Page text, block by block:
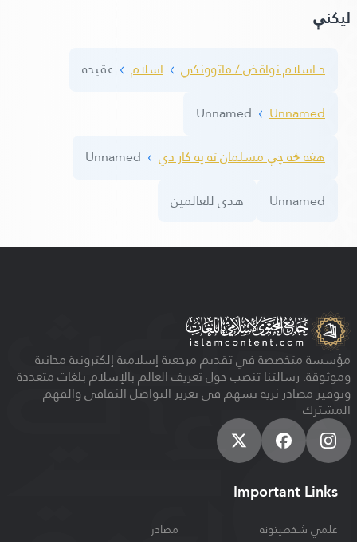
لیکنې
د اسلام نواقض / ماتوونکي اسلام
عقیده
Unnamed
Unnamed
هغه څه چې مسلمان ته په کار دي
Unnamed
Unnamed
هدى للعالمين
مؤسسة متخصصة في تقديم مرجعية إسلامية إلكترونية مجانية
وموثوقة. رسالتنا تنصب حول تعريف العالم بالإسلام بلغات متعددة
وتوفير مصادر ثرية تسهم في تعزيز التواصل الثقافي والفهم
المشترك
Important Links
علمي شخصيتونه مصادر